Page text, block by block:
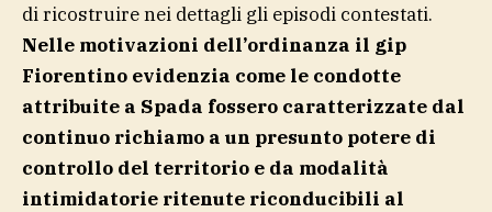
di ricostruire nei dettagli gli episodi contestati.
Nelle motivazioni dell’ordinanza il gip
Fiorentino evidenzia come le condotte
attribuite a Spada fossero caratterizzate dal
continuo richiamo a un presunto potere di
controllo del territorio e da modalità
intimidatorie ritenute riconducibili al